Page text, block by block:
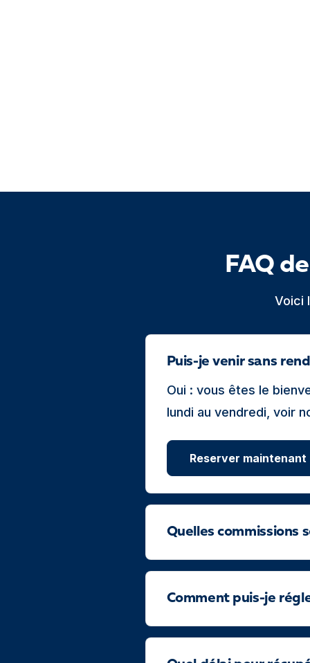
FAQ
Voici
Puis-je venir sans
Oui : vous êtes le
lundi au vendredi, voir
Reserver maintenant
Quelles commissions
Comment puis-je